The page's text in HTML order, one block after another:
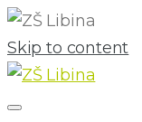
Skip to content